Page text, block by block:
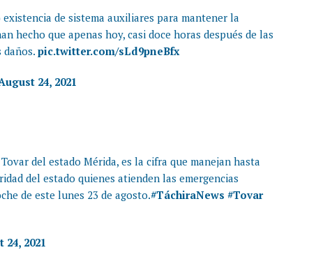
de sistema auxiliares para mantener la
hecho que apenas hoy, casi doce horas después de las
daños. pic.twitter.com/sLd9pneBfx
24, 2021
del estado Mérida, es la cifra que manejan hasta
del estado quienes atienden las emergencias
de este lunes 23 de agosto.#TáchiraNews #Tovar
24, 2021